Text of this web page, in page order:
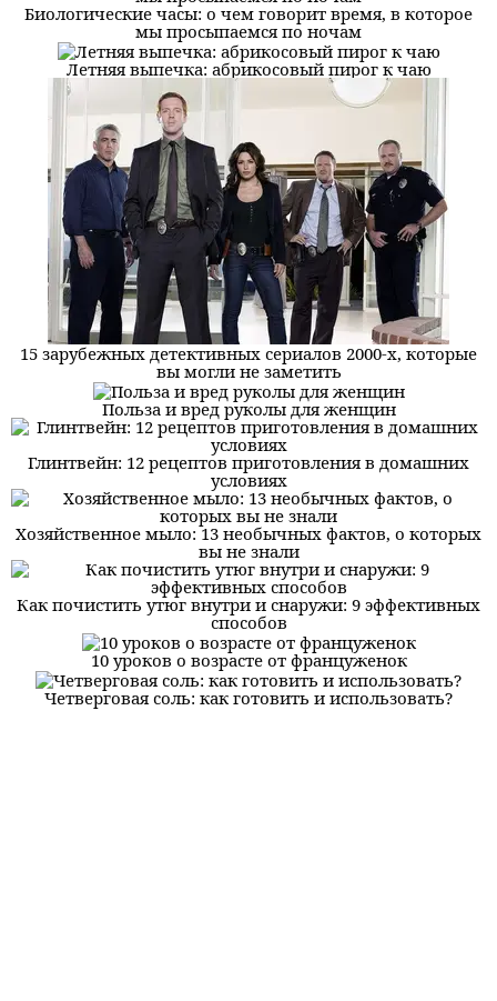
Биологические часы: о чем говорит время, в которое
мы просыпаемся по ночам
Летняя выпечка: абрикосовый пирог к чаю
15 зарубежных детективных сериалов 2000-х, которые
вы могли не заметить
Польза и вред руколы для женщин
Глинтвейн: 12 рецептов приготовления в домашних
условиях
Хозяйственное мыло: 13 необычных фактов, о которых
вы не знали
Как почистить утюг внутри и снаружи: 9 эффективных
способов
10 уроков о возрасте от француженок
Четверговая соль: как готовить и использовать?